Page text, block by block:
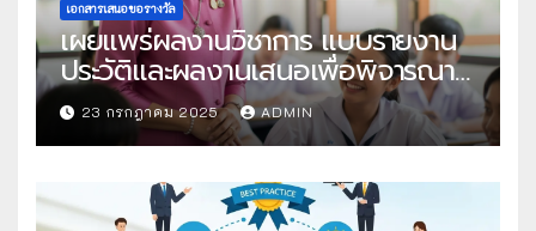
เอกสารเสนอขอรางวัล
เผยแพร่ผลงานวิชาการ แบบรายงาน
ประวัติและผลงานเสนอเพื่อพิจารณา
ในโครงการครูดีในดวงใจ ประจำปี
2568 ครั้งที่ 22
23 กรกฎาคม 2025 ADMIN